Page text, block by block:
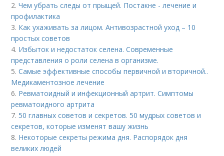
2.Чем убрать следы от прыщей. Постакне - лечение и
профилактика
3. Как ухаживать за лицом. Антивозрастной уход – 10
простых советов
4. Избыток и недостаток селена. Современные
представления о роли селена в организме.
5.Самые эффективные способы первичной и вторичной..
Медикаментозное лечение
6. Ревматоидный и инфекционный артрит. Симптомы
ревматоидного артрита
7. 50 главных советов и секретов. 50 мудрых советов и
секретов, которые изменят вашу жизнь
8. Некоторые секреты режима дня. Распорядок дня
великих людей